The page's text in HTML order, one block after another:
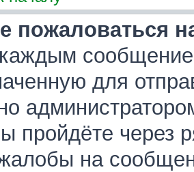
пожаловаться
для
пройдёте через
на